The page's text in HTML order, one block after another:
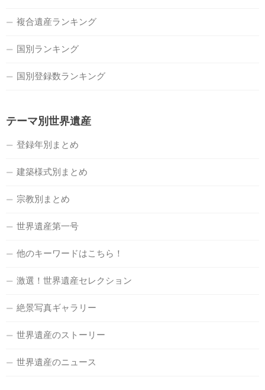
複合遺産ランキング
国別ランキング
国別登録数ランキング
テーマ別世界遺産
登録年別まとめ
建築様式別まとめ
宗教別まとめ
世界遺産第一号
他のキーワードはこちら！
激選！世界遺産セレクション
絶景写真ギャラリー
世界遺産のストーリー
世界遺産のニュース